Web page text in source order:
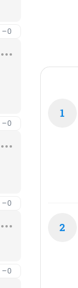
–0
–0
–0
–0
1
2